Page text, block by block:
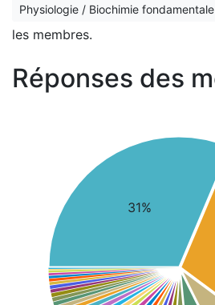
Physiologie / Biochimie
les membres.
Réponses des
31%